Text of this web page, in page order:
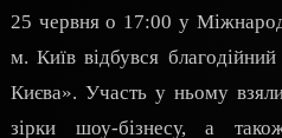
25 червня о 17:00 у
м. Київ відбувся
Києва». Участь у ньому взяли
зірки шоу-бізнесу, а